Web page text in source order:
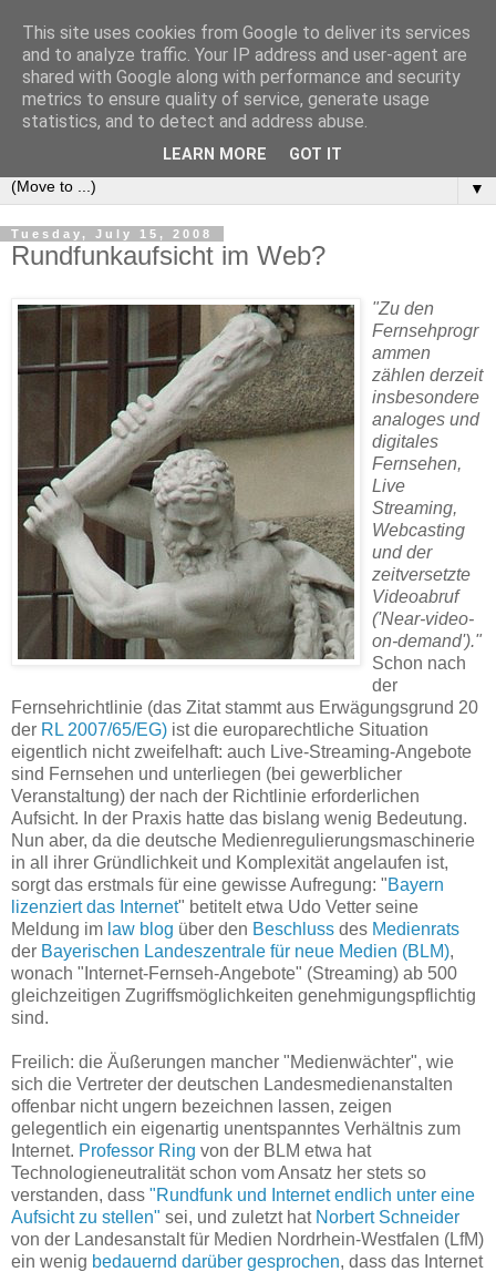
e-comm
Blog zum österreichischen und europäischen Recht der
elektronischen Kommunikationsnetze und -dienste
▼
Tuesday, July 15, 2008
Rundfunkaufsicht im Web?
"Zu den
Fernsehprogr
ammen
zählen derzeit
insbesondere
analoges und
digitales
Fernsehen,
Live
Streaming,
Webcasting
und der
zeitversetzte
Videoabruf
('Near-video-
on-demand')."
Schon nach
der
Fernsehrichtlinie (das Zitat stammt aus Erwägungsgrund 20
der RL 2007/65/EG) ist die europarechtliche Situation
eigentlich nicht zweifelhaft: auch Live-Streaming-Angebote
sind Fernsehen und unterliegen (bei gewerblicher
Veranstaltung) der nach der Richtlinie erforderlichen
Aufsicht. In der Praxis hatte das bislang wenig Bedeutung.
Nun aber, da die deutsche Medienregulierungsmaschinerie
in all ihrer Gründlichkeit und Komplexität angelaufen ist,
sorgt das erstmals für eine gewisse Aufregung: "Bayern
lizenziert das Internet" betitelt etwa Udo Vetter seine
Meldung im law blog über den Beschluss des Medienrats
der Bayerischen Landeszentrale für neue Medien (BLM),
wonach "Internet-Fernseh-Angebote" (Streaming) ab 500
gleichzeitigen Zugriffsmöglichkeiten genehmigungspflichtig
sind.
Freilich: die Äußerungen mancher "Medienwächter", wie
sich die Vertreter der deutschen Landesmedienanstalten
offenbar nicht ungern bezeichnen lassen, zeigen
gelegentlich ein eigenartig unentspanntes Verhältnis zum
Internet. Professor Ring von der BLM etwa hat
Technologieneutralität schon vom Ansatz her stets so
verstanden, dass "Rundfunk und Internet endlich unter eine
Aufsicht zu stellen" sei, und zuletzt hat Norbert Schneider
von der Landesanstalt für Medien Nordrhein-Westfalen (LfM)
ein wenig bedauernd darüber gesprochen, dass das Internet
This site uses cookies from Google to deliver its services
and to analyze traffic. Your IP address and user-agent are
shared with Google along with performance and security
metrics to ensure quality of service, generate usage
statistics, and to detect and address abuse.
LEARN MORE GOT IT